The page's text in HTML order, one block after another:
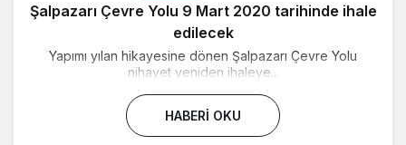
Şalpazarı Çevre Yolu 9 Mart 2020 tarihinde ihale
edilecek
Yapımı yılan hikayesine dönen Şalpazarı Çevre Yolu
nihayet yeniden ihaleye...
HABERI OKU